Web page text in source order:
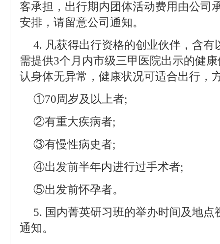
客承担，出行期内团体活动费用由公司
安排，请留意公司通知。
4. 凡获得出行资格的创业伙伴，含有
需提供3个月内市级三甲医院出示的健
认身体无异常，健康状况可适合出行，
①70周岁及以上者;
②有重大疾病者;
③有慢性病史者;
④出发前半年内进行过手术者;
⑤出发前怀孕者。
5. 国内菁英研习班的举办时间及地
通知。